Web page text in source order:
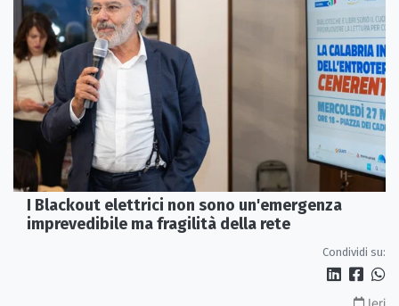
I Blackout elettrici non sono un'emergenza
imprevedibile ma fragilità della rete
Condividi su: